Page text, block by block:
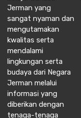
Jerman yang
sangat nyaman dan
mengutamakan
kwalitas serta
mendalami
lingkungan serta
budaya dari Negara
Jerman melalui
informasi yang
diberikan dengan
tenaga-tenaga